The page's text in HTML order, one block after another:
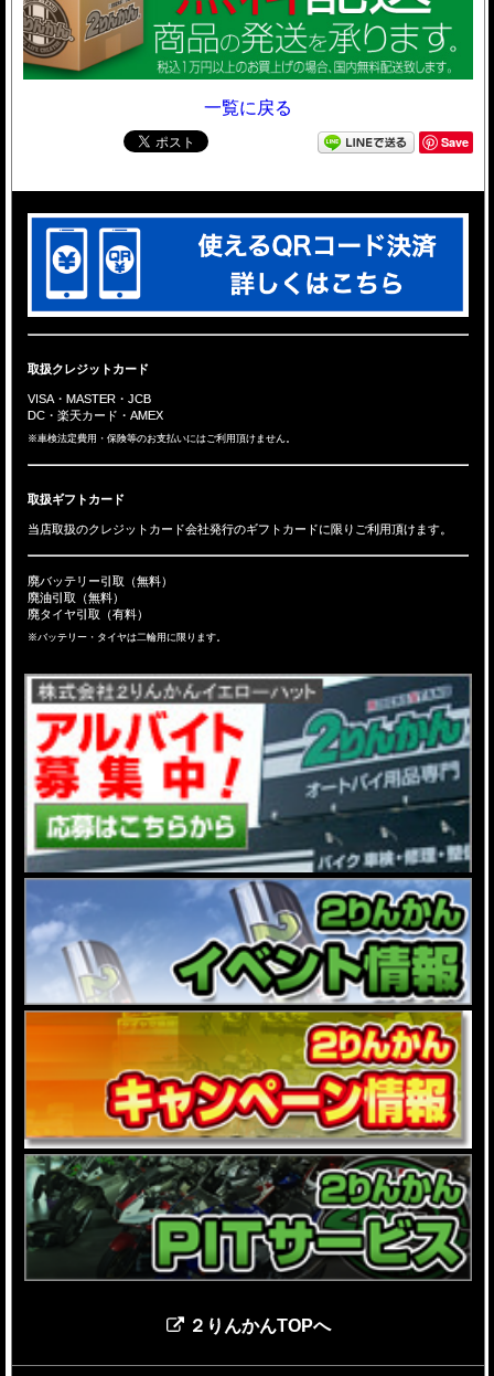
一覧に戻る
Save
取扱クレジットカード
VISA・MASTER・JCB
DC・楽天カード・AMEX
※車検法定費用・保険等のお支払いにはご利用頂けません。
取扱ギフトカード
当店取扱のクレジットカード会社発行のギフトカードに限りご利用頂けます。
廃バッテリー引取（無料）
廃油引取（無料）
廃タイヤ引取（有料）
※バッテリー・タイヤは二輪用に限ります。
２りんかんTOPへ